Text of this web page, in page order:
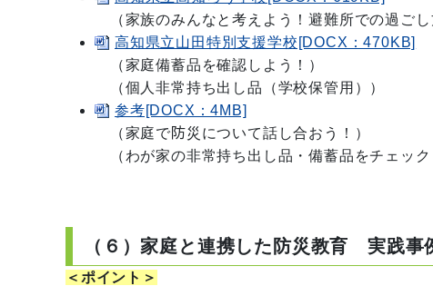
（家族のみんなと考えよう！避難所での過ごし
高知県立山田特別支援学校[DOCX：470KB]
（家庭備蓄品を確認しよう！）
（個人非常持ち出し品（学校保管用））
参考[DOCX：4MB]
（家庭で防災について話し合おう！）
（わが家の非常持ち出し品・備蓄品をチェック
（６）家庭と連携した防災教育 実践事
＜ポイント＞